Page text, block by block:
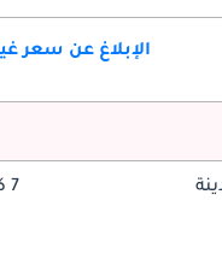
الإبلاغ عن سعر
7 كم/ليتر